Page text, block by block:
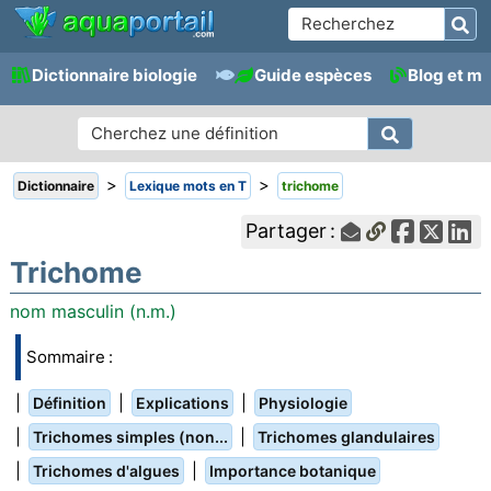
Dictionnaire biologie Guide espèces Blog et
Dictionnaire > Lexique mots en T > trichome
Partager :
Trichome
nom masculin (n.m.)
Sommaire :
Définition Explications Physiologie
Trichomes simples (non... Trichomes glandulaires
Trichomes d'algues Importance botanique